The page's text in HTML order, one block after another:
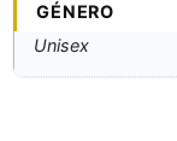
GÉNERO
Unisex